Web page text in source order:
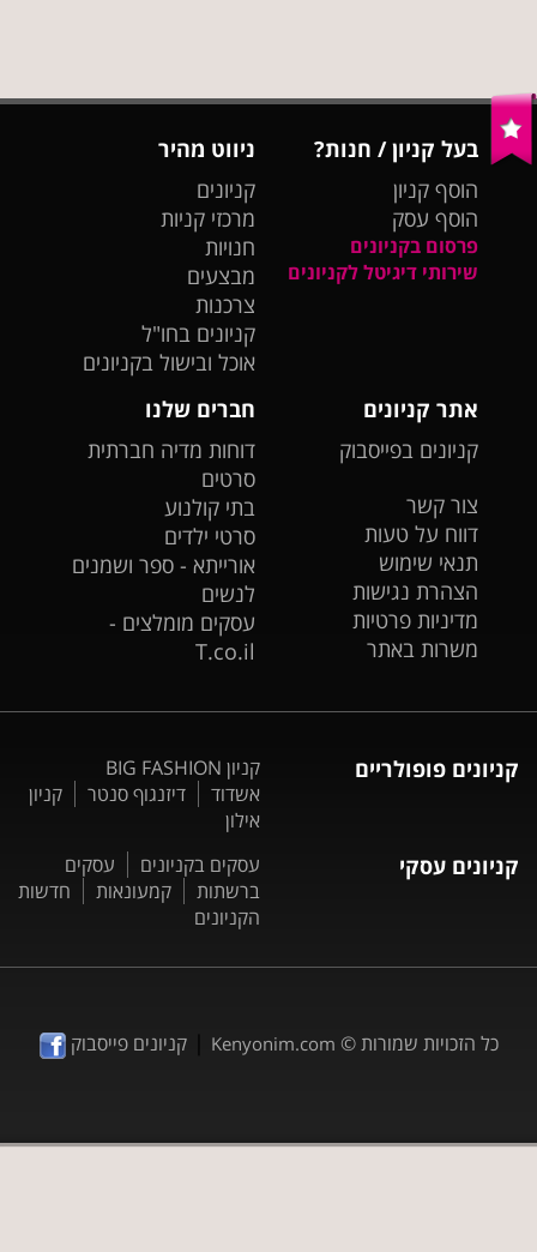
בעל קניון / חנות?
הוסף קניון
הוסף עסק
פרסום בקניונים
שירותי דיגיטל לקניונים
ניווט מהיר
קניונים
מרכזי קניות
חנויות
מבצעים
צרכנות
קניונים בחו"ל
אוכל ובישול בקניונים
אתר קניונים
קניונים בפייסבוק
צור קשר
דווח על טעות
תנאי שימוש
הצהרת נגישות
מדיניות פרטיות
משרות באתר
חברים שלנו
דוחות מדיה חברתית
סרטים
בתי קולנוע
סרטי ילדים
אורייתא - ספר ושמנים
לנשים
עסקים מומלצים -
T.co.il
קניונים פופולריים
קניון BIG FASHION
אשדוד
דיזנגוף סנטר
קניון
אילון
קניונים עסקי עסקים בקניונים
עסקים
ברשתות
קמעונאות
חדשות
הקניונים
כל הזכויות שמורות © Kenyonim.com
|קניונים פייסבוק